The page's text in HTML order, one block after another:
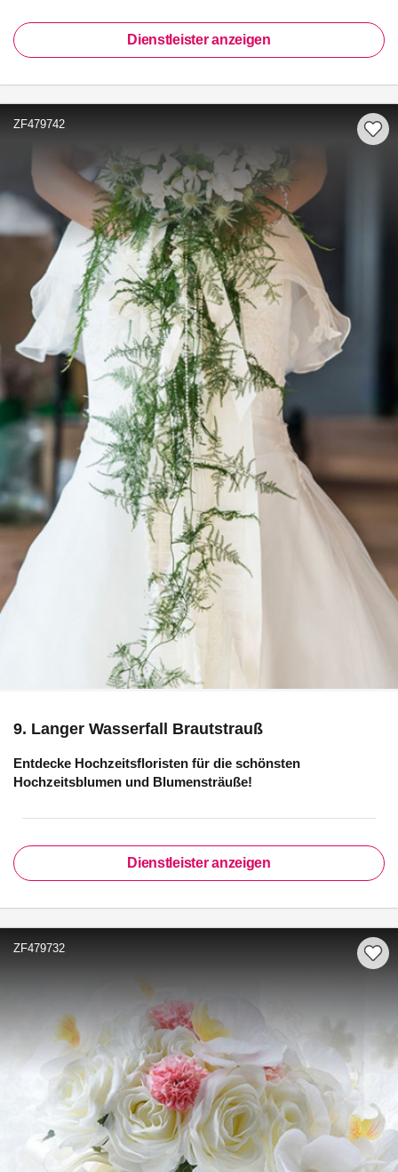
Dienstleister anzeigen
ZF479742
9. Langer Wasserfall Brautstrauß
Entdecke Hochzeitsfloristen für die schönsten
Hochzeitsblumen und Blumensträuße!
Dienstleister anzeigen
ZF479732